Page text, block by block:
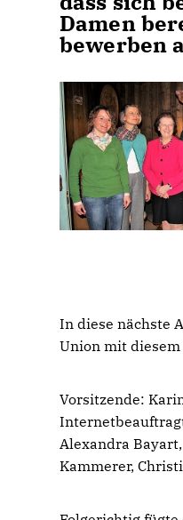
Damen
bewerben
In diese nächste
Union mit diesem
Vorsitzende:
Alexandra
Kammerer,